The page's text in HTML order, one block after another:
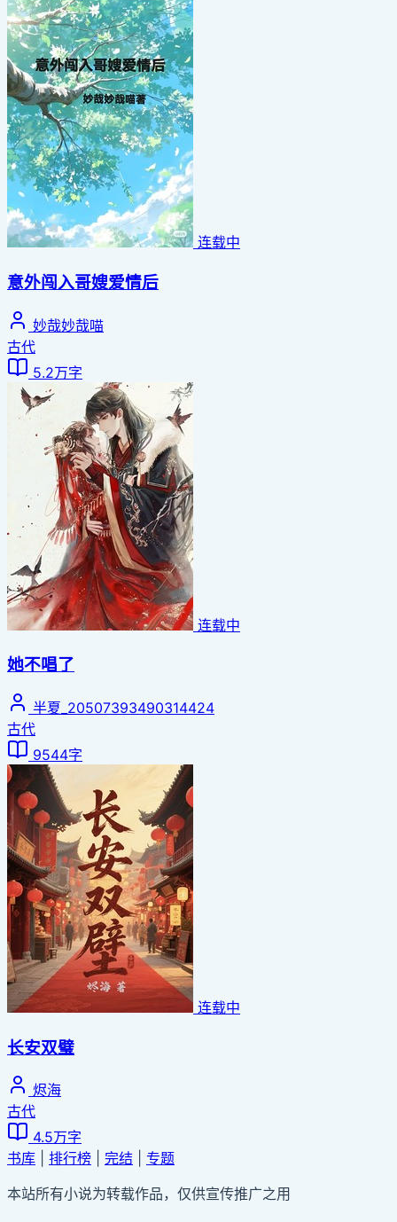
连载中
意外闯入哥嫂爱情后
妙哉妙哉喵
古代
5.2万字
连载中
她不唱了
半夏_20507393490314424
古代
9544字
连载中
长安双璧
烬海
古代
4.5万字
书库
排行榜 完结
专题
本站所有小说为转载作品，仅供宣传推广之用